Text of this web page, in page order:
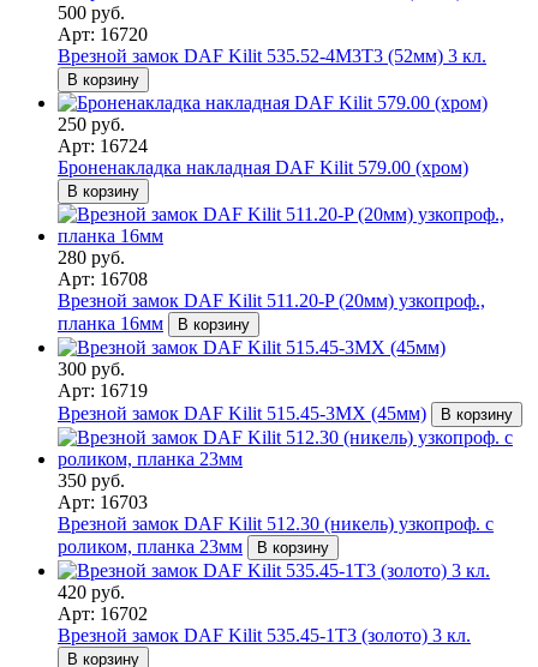
500 руб.
Арт: 16720
Врезной замок DAF Kilit 535.52-4M3T3 (52мм) 3 кл.
В корзину
250 руб.
Арт: 16724
Броненакладка накладная DAF Kilit 579.00 (хром)
В корзину
280 руб.
Арт: 16708
Врезной замок DAF Kilit 511.20-P (20мм) узкопроф.,
планка 16мм
В корзину
300 руб.
Арт: 16719
Врезной замок DAF Kilit 515.45-3MX (45мм)
В корзину
350 руб.
Арт: 16703
Врезной замок DAF Kilit 512.30 (никель) узкопроф. с
роликом, планка 23мм
В корзину
420 руб.
Арт: 16702
Врезной замок DAF Kilit 535.45-1T3 (золото) 3 кл.
В корзину